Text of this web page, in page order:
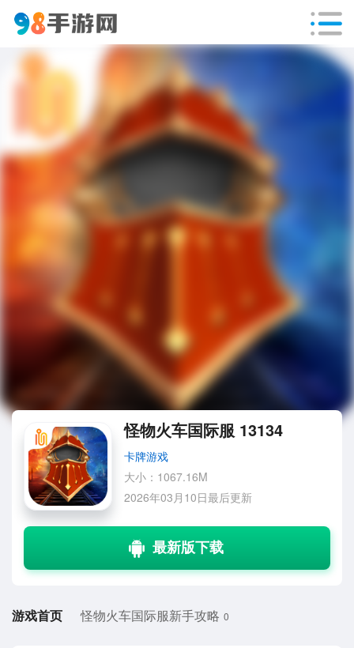
怪物火车国际服 13134
卡牌游戏
大小：1067.16M
2026年03月10日最后更新
游戏首页 怪物火车国际服新手攻略 0